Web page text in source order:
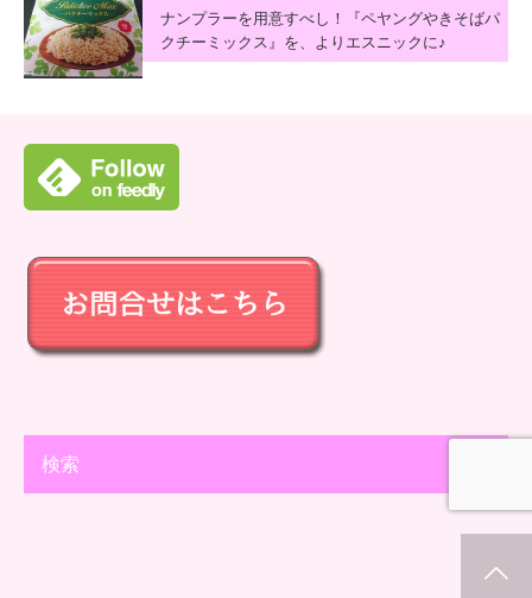
ナンプラーを用意すべし！『ペヤングやきそばパ
クチーミックス』を、よりエスニックに♪
検索
お問合せ